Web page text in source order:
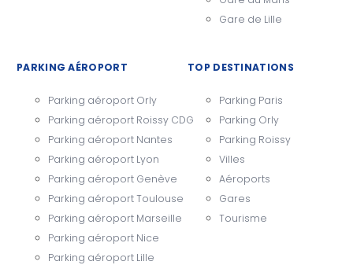
Gare de Lille
PARKING AÉROPORT
Parking aéroport Orly
Parking aéroport Roissy CDG
Parking aéroport Nantes
Parking aéroport Lyon
Parking aéroport Genève
Parking aéroport Toulouse
Parking aéroport Marseille
Parking aéroport Nice
Parking aéroport Lille
TOP DESTINATIONS
Parking Paris
Parking Orly
Parking Roissy
Villes
Aéroports
Gares
Tourisme